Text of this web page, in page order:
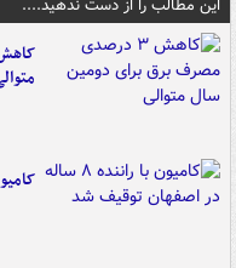
این مطالب را از دست ندهید....
کامیون با